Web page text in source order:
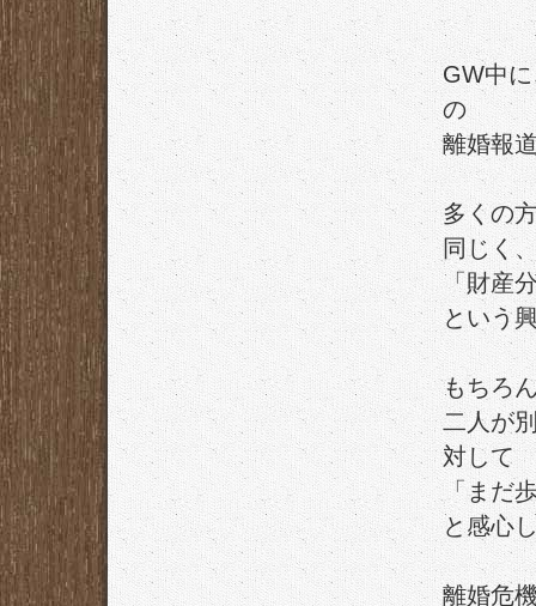
GW中
の
離婚報
多くの
同じく
「財産
という
もちろ
二人が
対して
「まだ
と感心
離婚危